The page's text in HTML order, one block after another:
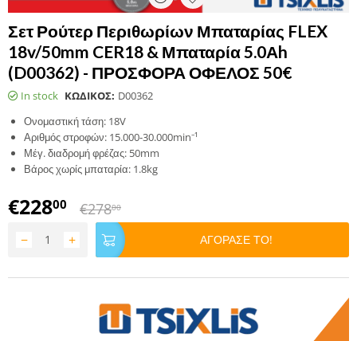
Σετ Ρούτερ Περιθωρίων Μπαταρίας FLEX
18v/50mm CER18 & Μπαταρία 5.0Αh
(D00362) - ΠΡΟΣΦΟΡΑ ΟΦΕΛΟΣ 50€
In stock ΚΩΔΙΚΟΣ: D00362
Ονομαστική τάση: 18V
Αριθμός στροφών: 15.000-30.000min⁻¹
Μέγ. διαδρομή φρέζας: 50mm
Βάρος χωρίς μπαταρία: 1.8kg
€22800 €27800
+
− ΑΓΟΡΑΣΕ ΤΟ!